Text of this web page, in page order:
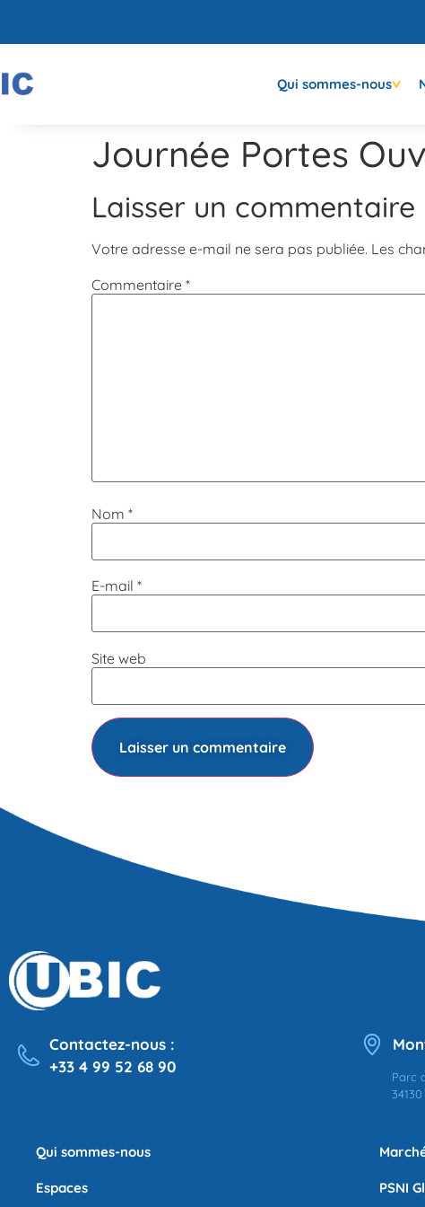
Qui sommes-nous
Journée Portes
Laisser un commentaire
Votre adresse e-mail ne sera pas publiée. Les
Commentaire *
Nom *
E-mail *
Site web
Contactez-nous :
+33 4 99 52 68 90
Parc
Qui sommes-nous
Espaces PSNI